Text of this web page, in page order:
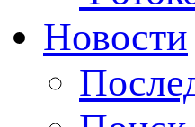
Новости